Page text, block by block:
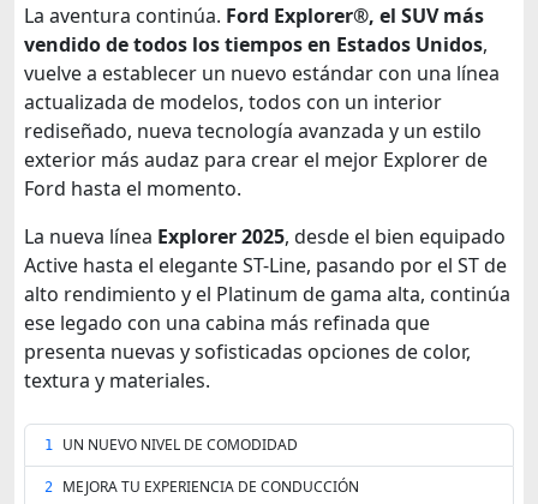
La aventura continúa. Ford Explorer®, el SUV más
vendido de todos los tiempos en Estados Unidos,
vuelve a establecer un nuevo estándar con una línea
actualizada de modelos, todos con un interior
rediseñado, nueva tecnología avanzada y un estilo
exterior más audaz para crear el mejor Explorer de
Ford hasta el momento.
La nueva línea Explorer 2025, desde el bien equipado
Active hasta el elegante ST-Line, pasando por el ST de
alto rendimiento y el Platinum de gama alta, continúa
ese legado con una cabina más refinada que
presenta nuevas y sofisticadas opciones de color,
textura y materiales.
1 UN NUEVO NIVEL DE COMODIDAD
2 MEJORA TU EXPERIENCIA DE CONDUCCIÓN